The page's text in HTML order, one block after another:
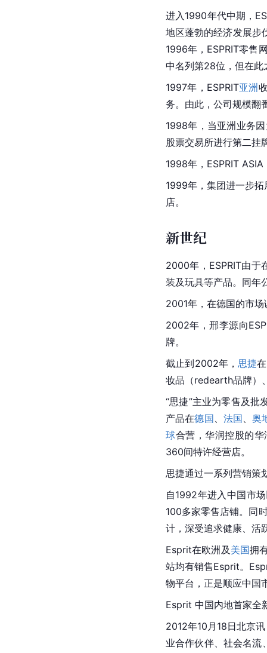
进入1990年代中期，
地区蓬勃的经济发展步
1996年，ESPRIT零售
中名列第28位，但在此
1997年，ESPRIT亚洲
务。由此，公司规模翻
1998年，当亚洲业务
股票交易所进行第二挂
1998年，ESPRIT
1999年，集团进一步
店。
新世纪
2000年，ESPRIT由于
装及玩具等产品。同年
2001年，在德国的市
2002年，邢李源向
牌。
截止到2002年，思捷
妆品（redearth品牌）
“思捷”主业为零售及批
产品在德国、 法国、奥
球合营，华润控股的
360间特许经营店。
思捷通过一系列营销策
自1992年进入中国市
100多家零售店铺。同
计，深受追求健康、活
Esprit在欧洲及 美国拥
站均有销售Esprit。
物平台，正是顺应中国
Esprit 中国内地首家全
2012年10月18日北京
业合作伙伴、社会名流